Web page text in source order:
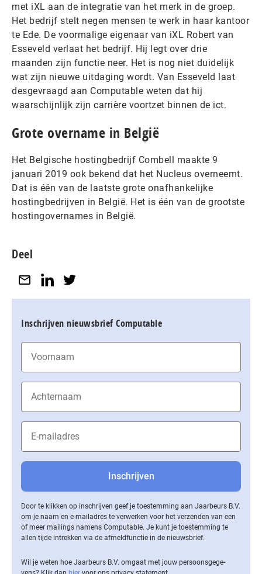
met iXL aan de integratie van het merk in de groep.
Het bedrijf stelt negen mensen te werk in haar kantoor
te Ede. De voormalige eigenaar van iXL Robert van
Esseveld verlaat het bedrijf. Hij legt over drie
maanden zijn functie neer. Het is nog niet duidelijk
wat zijn nieuwe uitdaging wordt. Van Esseveld laat
desgevraagd aan Computable weten dat hij
waarschijnlijk zijn carrière voortzet binnen de ict.
Grote overname in België
Het Belgische hostingbedrijf Combell maakte 9
januari 2019 ook bekend dat het Nucleus overneemt.
Dat is één van de laatste grote onafhankelijke
hostingbedrijven in België. Het is één van de grootste
hostingovernames in België.
Deel
Inschrijven nieuwsbrief Computable
Door te klikken op inschrijven geef je toestemming aan Jaarbeurs B.V.
om je naam en e-mailadres te verwerken voor het verzenden van een
of meer mailings namens Computable. Je kunt je toestemming te
allen tijde intrekken via de af­meld­func­tie in de nieuwsbrief.
Wil je weten hoe Jaarbeurs B.V. omgaat met jouw per­soons­ge­ge­